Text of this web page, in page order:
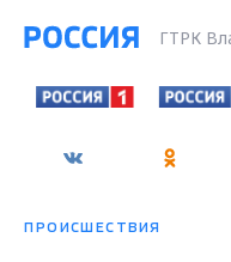
ГТРК
ПРОИСШЕСТВИЯ